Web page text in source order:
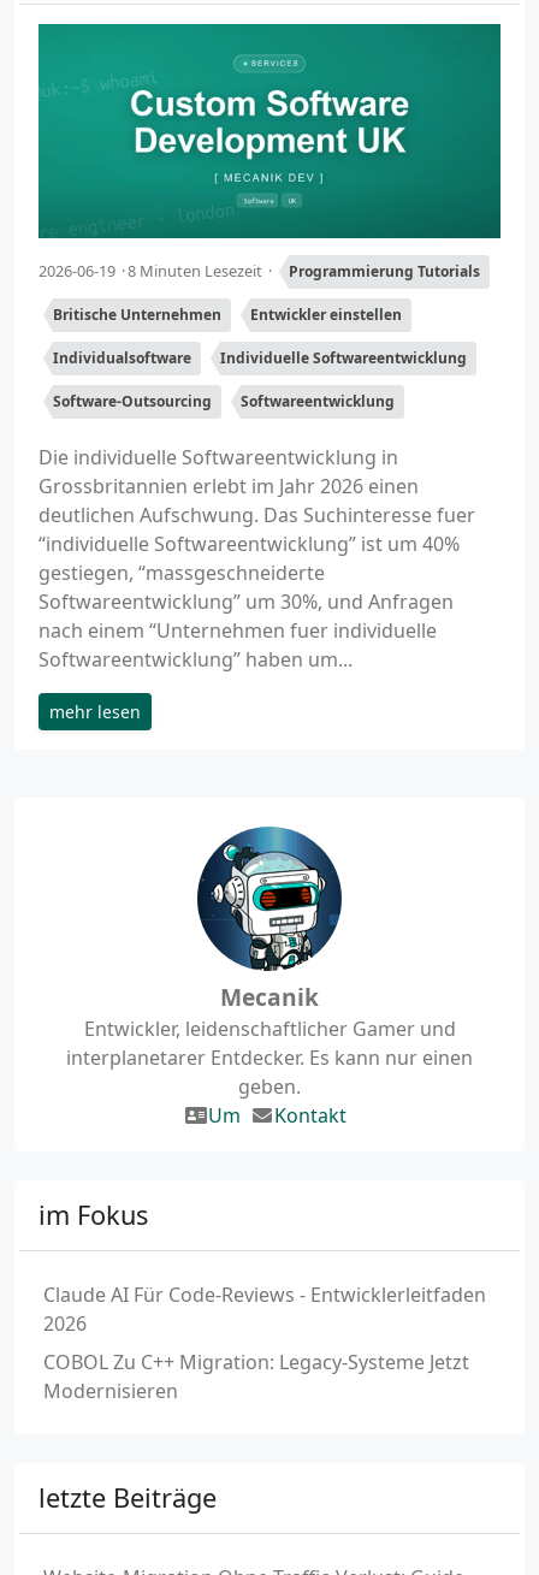
2026-06-19 8 Minuten Lesezeit Programmierung Tutorials
Britische Unternehmen Entwickler einstellen
Individualsoftware Individuelle Softwareentwicklung
Software-Outsourcing Softwareentwicklung
Die individuelle Softwareentwicklung in
Grossbritannien erlebt im Jahr 2026 einen
deutlichen Aufschwung. Das Suchinteresse fuer
“individuelle Softwareentwicklung” ist um 40%
gestiegen, “massgeschneiderte
Softwareentwicklung” um 30%, und Anfragen
nach einem “Unternehmen fuer individuelle
Softwareentwicklung” haben um...
mehr lesen
Mecanik
Entwickler, leidenschaftlicher Gamer und
interplanetarer Entdecker. Es kann nur einen
geben.
Um
Kontakt
im Fokus
Claude AI Für Code-Reviews - Entwicklerleitfaden
2026
COBOL Zu C++ Migration: Legacy-Systeme Jetzt
Modernisieren
letzte Beiträge